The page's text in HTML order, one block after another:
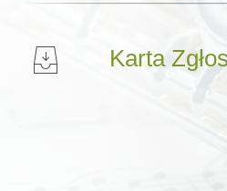
Karta